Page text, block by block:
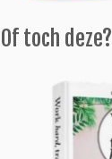
Of toch deze?